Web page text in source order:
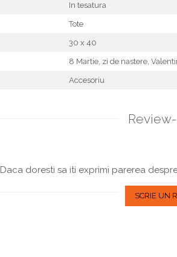
In tesatura
Tote
30 x 40
8 Martie, zi de nastere,
Accesoriu
Daca doresti sa iti exprimi parerea
SCRIE UN